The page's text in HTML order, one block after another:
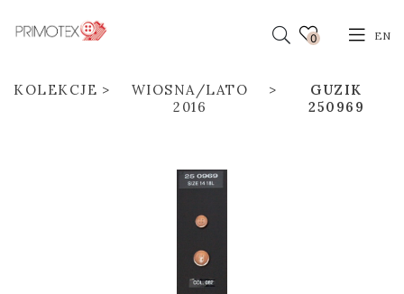
0 EN
KOLEKCJE
WIOSNA/LATO
2016
GUZIK
250969